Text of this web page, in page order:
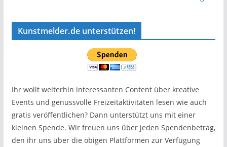
Kunstmelder.de unterstützen!
Ihr wollt weiterhin interessanten Content über kreative
Events und genussvolle Freizeitaktivitäten lesen wie auch
gratis veröffentlichen? Dann unterstützt uns mit einer
kleinen Spende. Wir freuen uns über jeden Spendenbetrag,
den ihr uns über die obigen Plattformen zur Verfügung